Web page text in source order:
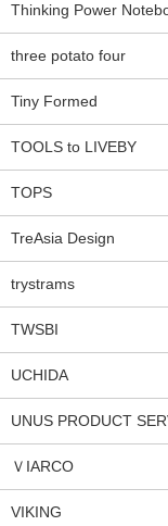
Thinking Power
three potato four
Tiny Formed
TOOLS to LIVEBY
TOPS
TreAsia Design
trystrams
TWSBI
UCHIDA
UNUS PRODUCT
ＶIARCO
VIKING